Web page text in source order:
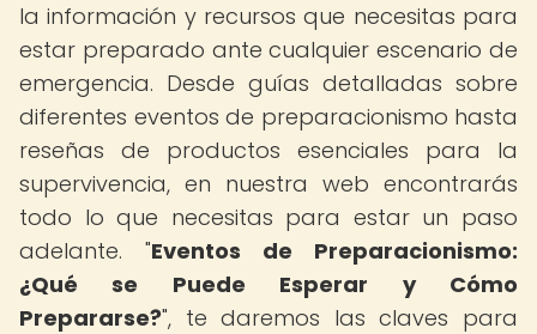
la información y recursos que necesitas para
estar preparado ante cualquier escenario de
emergencia. Desde guías detalladas sobre
diferentes eventos de preparacionismo hasta
reseñas de productos esenciales para la
supervivencia, en nuestra web encontrarás
todo lo que necesitas para estar un paso
adelante. "Eventos de Preparacionismo:
¿Qué se Puede Esperar y Cómo
Prepararse?", te daremos las claves para